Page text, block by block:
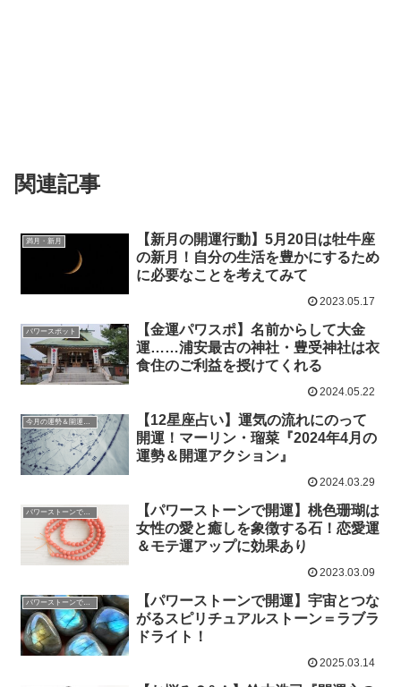
関連記事
満月・新月
【新月の開運行動】5月20日は牡牛座
の新月！自分の生活を豊かにするため
に必要なことを考えてみて
2023.05.17
パワースポット
【金運パワスポ】名前からして大金
運……浦安最古の神社・豊受神社は衣
食住のご利益を授けてくれる
2024.05.22
今月の運勢＆開運アクション
【12星座占い】運気の流れにのって
開運！マーリン・瑠菜『2024年4月の
運勢＆開運アクション』
2024.03.29
パワーストーンで開運
【パワーストーンで開運】桃色珊瑚は
女性の愛と癒しを象徴する石！恋愛運
＆モテ運アップに効果あり
2023.03.09
パワーストーンで開運
【パワーストーンで開運】宇宙とつな
がるスピリチュアルストーン＝ラブラ
ドライト！
2025.03.14